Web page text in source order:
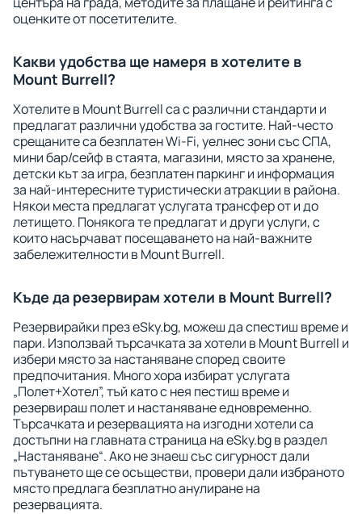
оценките от посетителите.
Какви удобства ще намеря в хотелите в
Mount Burrell?
Хотелите в Mount Burrell са с различни стандарти и
предлагат различни удобства за гостите. Най-често
срещаните са безплатен Wi-Fi, уелнес зони със СПА,
мини бар/сейф в стаята, магазини, място за хранене,
детски кът за игра, безплатен паркинг и информация
за най-интересните туристически атракции в района.
Някои места предлагат услугата трансфер от и до
летището. Понякога те предлагат и други услуги, с
които насърчават посещаването на най-важните
забележителности в Mount Burrell.
Къде да резервирам хотели в Mount Burrell?
Резервирайки през eSky.bg, можеш да спестиш време и
пари. Използвай търсачката за хотели в Mount Burrell и
избери място за настаняване според своите
предпочитания. Много хора избират услугата
„Полет+Хотел”, тъй като с нея пестиш време и
резервираш полет и настаняване едновременно.
Търсачката и резервацията на изгодни хотели са
достъпни на главната страница на eSky.bg в раздел
„Настаняване“. Ако не знаеш със сигурност дали
пътуването ще се осъществи, провери дали избраното
място предлага безплатно анулиране на
резервацията.